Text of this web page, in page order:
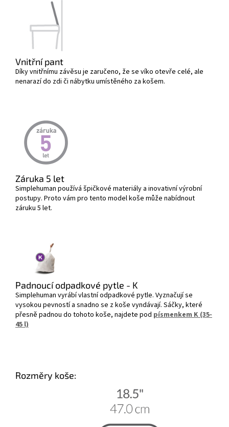
Vnitřní pant
Díky vnitřnímu závěsu je zaručeno, že se víko otevře celé, ale
nenarazí do zdi či nábytku umístěného za košem.
Záruka 5 let
Simplehuman používá špičkové materiály a inovativní výrobní
postupy. Proto vám pro tento model koše může nabídnout
záruku 5 let.
Padnoucí odpadkové pytle - K
Simplehuman vyrábí vlastní odpadkové pytle. Vyznačují se
vysokou pevností a snadno se z koše vyndávají. Sáčky, které
přesně padnou do tohoto koše, najdete pod písmenkem K (35-
45 l)
Rozměry koše: